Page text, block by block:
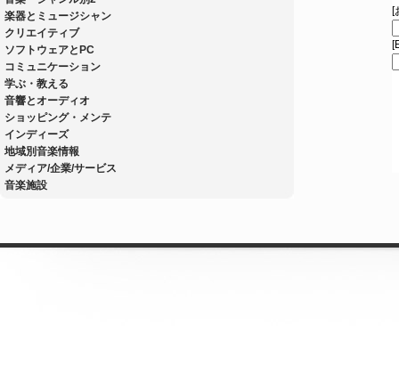
楽器とミュージシャン
クリエイティブ
ソフトウェアとPC
コミュニケーション
学ぶ・教える
音響とオーディオ
ショッピング・メンテ
インディーズ
地域別音楽情報
メディア/企業/サービス
音楽施設
[